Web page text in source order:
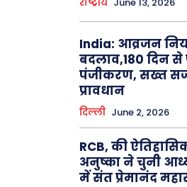
India: आव्रजन
बदलाव,180 दिन से
पंजीकरण, सख्त
प्रावधान
दिल्ली June 2, 2026
RCB, की
अनुष्का ने चुनी
में संत प्रेमानंद